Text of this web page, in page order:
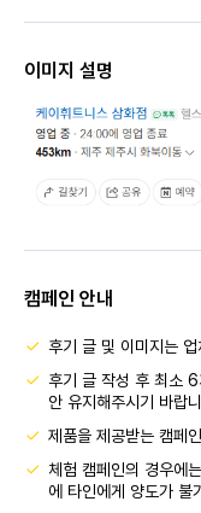
이미지 설명
캠페인 안내
후기 글 및 이미지는
후기 글 작성 후 최소
안 유지해주시기 바랍
제품을 제공받는 캠페
체험 캠페인의 경우에
에 타인에게 양도가 불